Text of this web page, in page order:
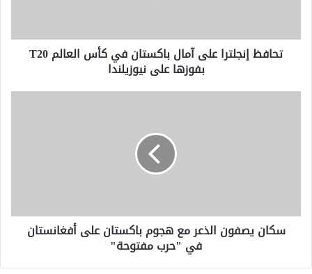
T20
بفوزها
تحافظ إنجلترا على آمال باكستان في كأس العالم T20
بفوزها على نيوزيلندا
في
"حرب
سكان يصفون الذعر مع هجوم باكستان على أفغانستان
في "حرب مفتوحة"